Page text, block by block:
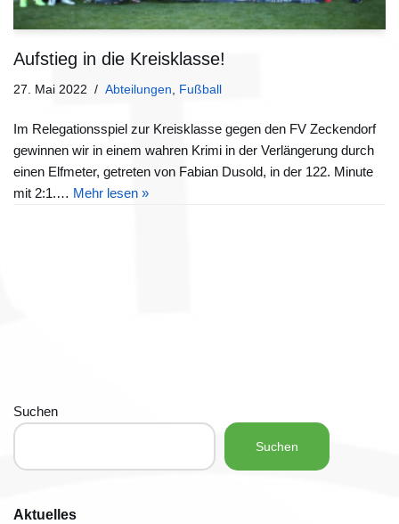
Aufstieg in die Kreisklasse!
27. Mai 2022 Abteilungen, Fußball
Im Relegationsspiel zur Kreisklasse gegen den FV Zeckendorf
gewinnen wir in einem wahren Krimi in der Verlängerung durch
einen Elfmeter, getreten von Fabian Dusold, in der 122. Minute
mit 2:1.… Mehr lesen »
Suchen
Suchen
Aktuelles